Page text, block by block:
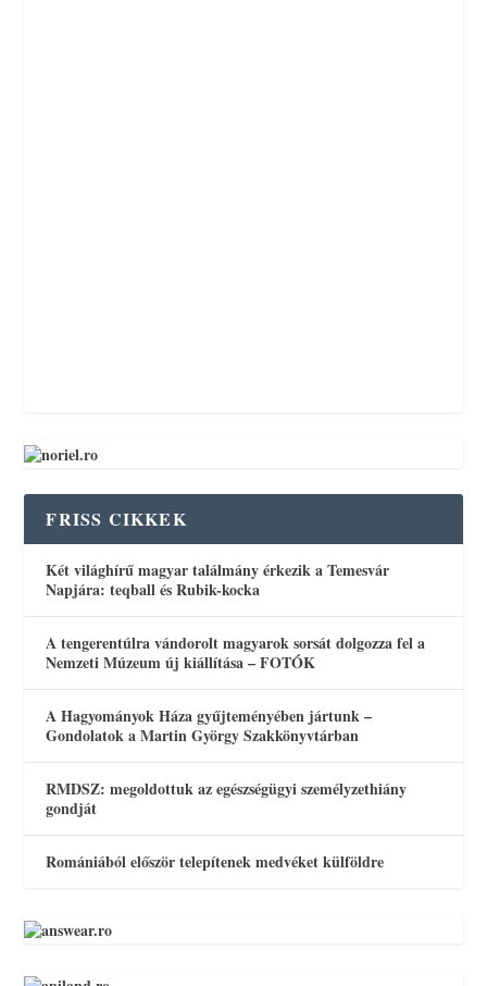
FRISS CIKKEK
Két világhírű magyar találmány érkezik a Temesvár
Napjára: teqball és Rubik-kocka
A tengerentúlra vándorolt magyarok sorsát dolgozza fel a
Nemzeti Múzeum új kiállítása – FOTÓK
A Hagyományok Háza gyűjteményében jártunk –
Gondolatok a Martin György Szakkönyvtárban
RMDSZ: megoldottuk az egészségügyi személyzethiány
gondját
Romániából először telepítenek medvéket külföldre